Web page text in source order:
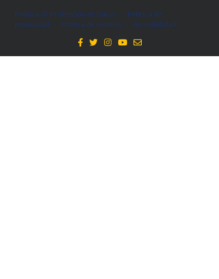
Política de Protección de Datos -
Politica de
privacidad
- Política de cookies - Accesibilidad